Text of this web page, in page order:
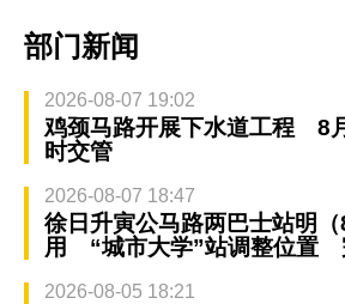
部门新闻
2026-08-07 19:02
鸡颈马路开展下水道工程 8
时交管
2026-08-07 18:47
徐日升寅公马路两巴士站明
用 “城市大学”站调整位置
2026-08-05 18:21